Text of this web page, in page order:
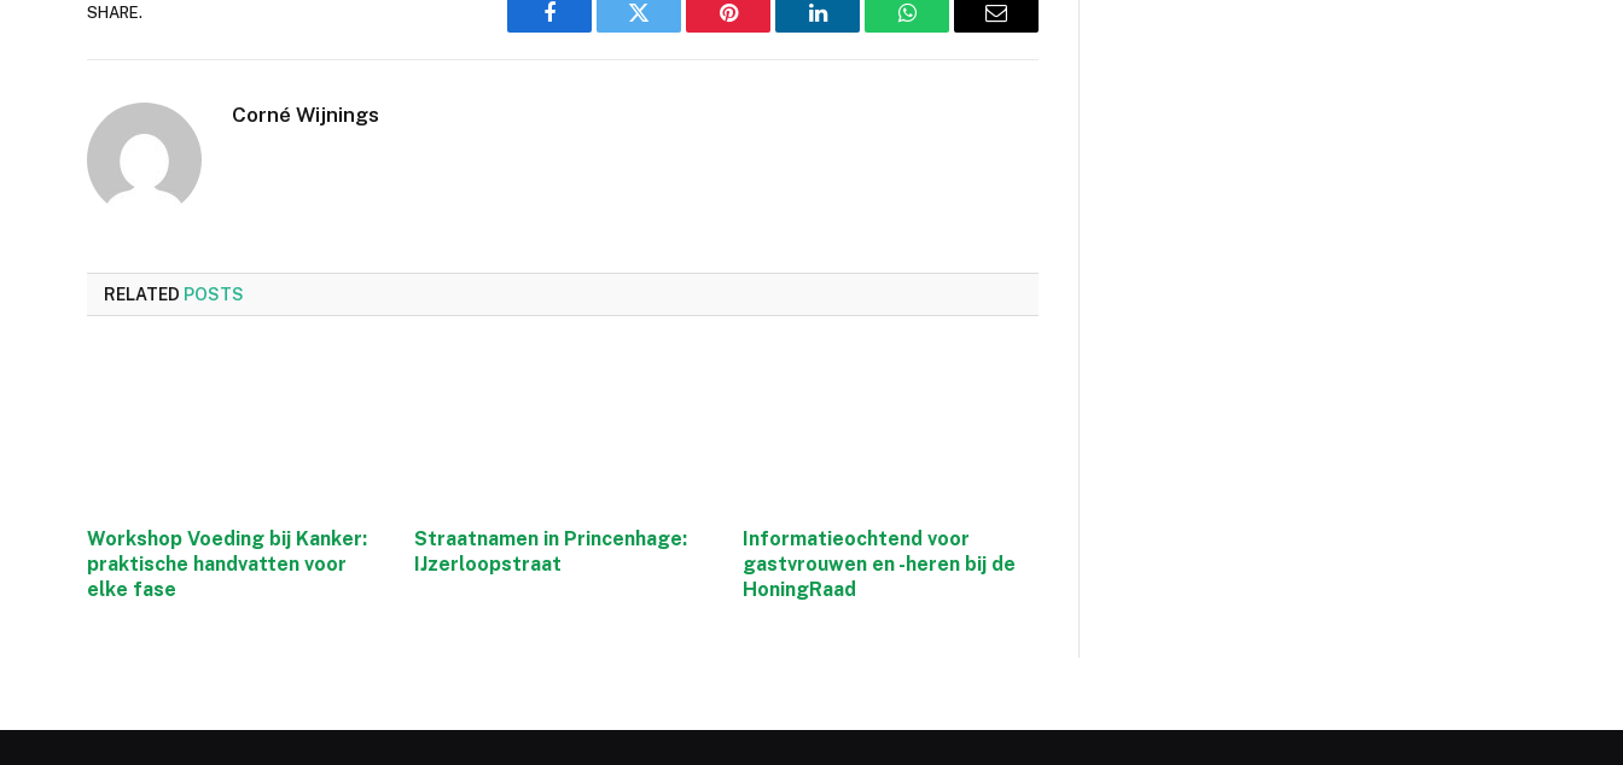
SHARE.
Facebook Twitter Pinterest LinkedIn WhatsAppEmail
Corné Wijnings
RELATED POSTS
Workshop Voeding bij Kanker:
praktische handvatten voor
elke fase
Straatnamen in Princenhage:
IJzerloopstraat
Informatieochtend voor
gastvrouwen en -heren bij de
HoningRaad